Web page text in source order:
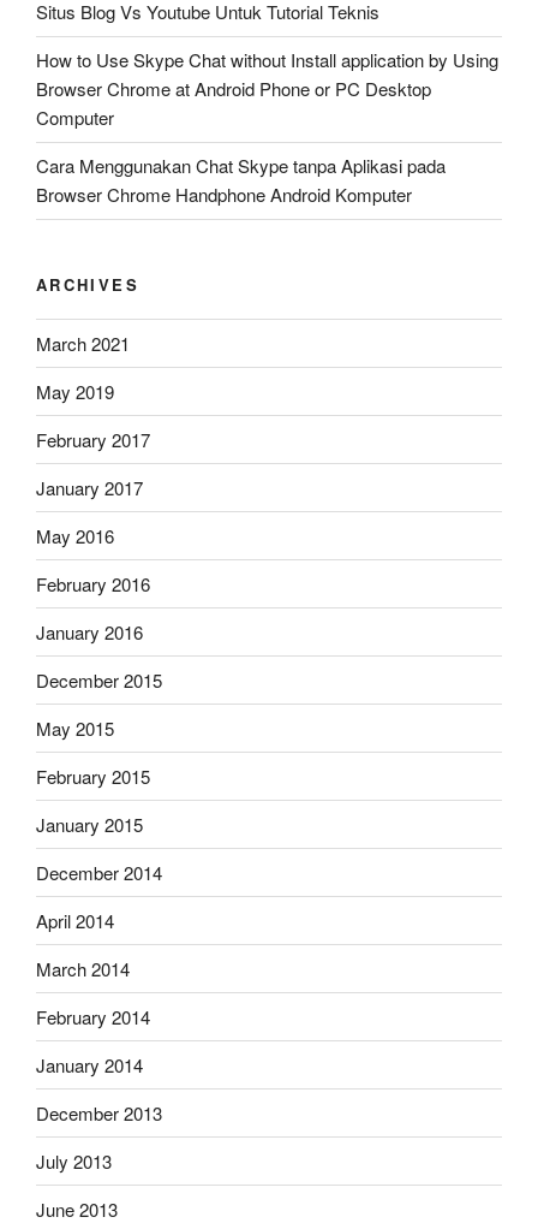
Situs Blog Vs Youtube Untuk Tutorial Teknis
How to Use Skype Chat without Install application by Using
Browser Chrome at Android Phone or PC Desktop
Computer
Cara Menggunakan Chat Skype tanpa Aplikasi pada
Browser Chrome Handphone Android Komputer
ARCHIVES
March 2021
May 2019
February 2017
January 2017
May 2016
February 2016
January 2016
December 2015
May 2015
February 2015
January 2015
December 2014
April 2014
March 2014
February 2014
January 2014
December 2013
July 2013
June 2013